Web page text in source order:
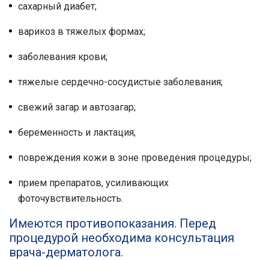
сахарный диабет;
варикоз в тяжелых формах;
заболевания крови;
тяжелые сердечно-сосудистые заболевания;
свежий загар и автозагар;
беременность и лактация;
повреждения кожи в зоне проведения процедуры;
прием препаратов, усиливающих
фоточувствительность.
Имеются противопоказания. Перед
процедурой необходима консультация
врача-дерматолога.